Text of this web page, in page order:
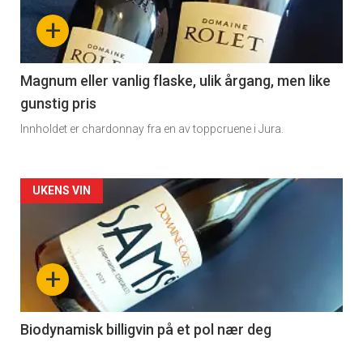
nå
3
+
Magnum eller vanlig flaske, ulik årgang, men like
gunstig pris
Innholdet er chardonnay fra en av toppcruene i Jura.
Forsiden
akkurat
nå
4
+
UKENS VIN
Biodynamisk billigvin på et pol nær deg